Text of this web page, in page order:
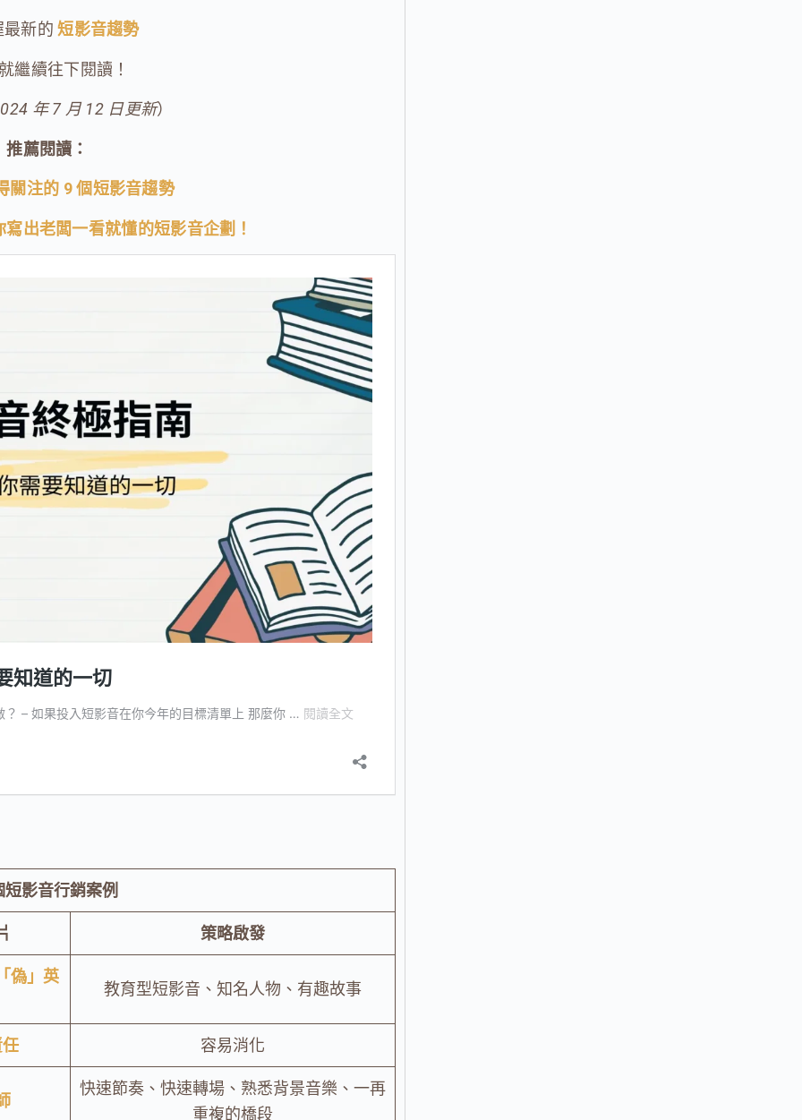
最新的短影音趨勢
繼續往下閱讀！
年 7 月 12 日更新）
推薦閱讀：
關注的 9 個短影音趨勢
出老闆一看就懂的短影音企劃！
短影音行銷案例
策略啟發
偽」英
教育型短影音、知名人物、有趣故事
容易消化
快速節奏、快速轉場、熟悉背景音樂、一再
重複的橋段